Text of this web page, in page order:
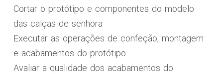
Cortar o protótipo e componentes do modelo
das calças de senhora
Executar as operações de confeção, montagem
e acabamentos do protótipo.
Avaliar a qualidade dos acabamentos do